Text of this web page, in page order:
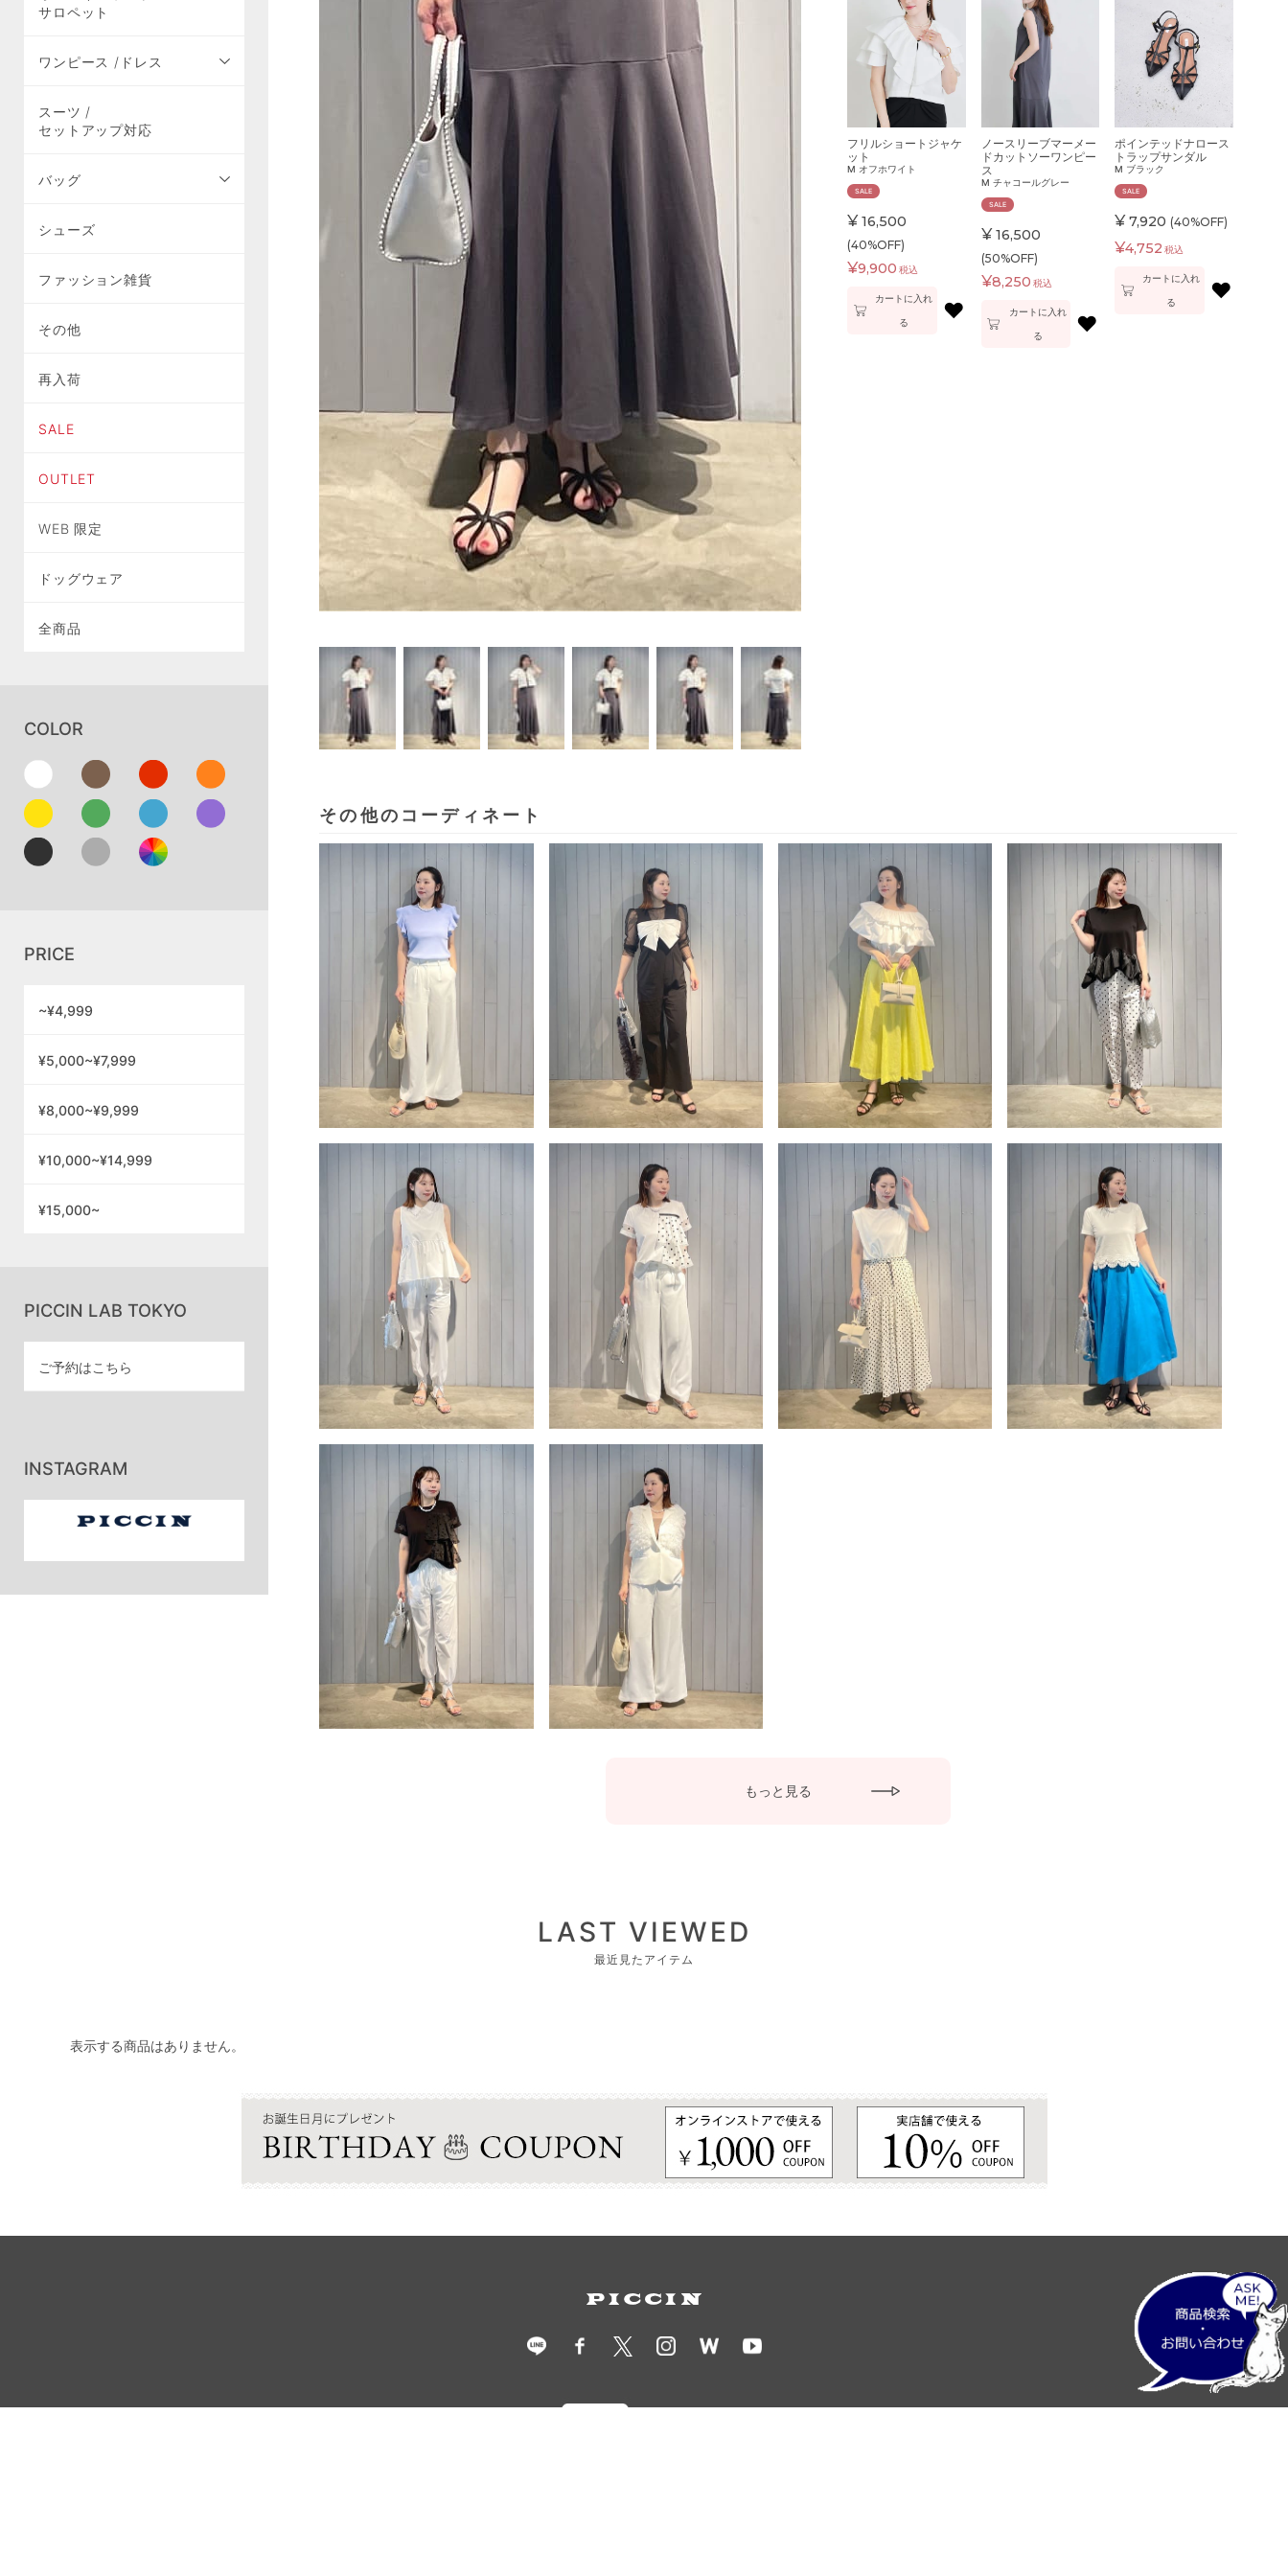
サロペット
ワンピース /ドレス
スーツ /
セットアップ対応
バッグ
シューズ
ファッション雑貨
その他
再入荷
SALE
OUTLET
WEB 限定
ドッグウェア
全商品
COLOR
PRICE
~¥4,999
¥5,000~¥7,999
¥8,000~¥9,999
¥10,000~¥14,999
¥15,000~
PICCIN LAB TOKYO
ご予約はこちら
INSTAGRAM
フリルショートジャケ
ット
M オフホワイト
SALE
¥ 16,500
(40%OFF)
¥9,900 税込
カートに入れ
る ♥
ノースリーブマーメー
ドカットソーワンピー
ス
M チャコールグレー
SALE
¥ 16,500
(50%OFF)
¥8,250 税込
カートに入れ
る ♥
ポインテッドナロース
トラップサンダル
M ブラック
SALE
¥ 7,920 (40%OFF)
¥4,752 税込
カートに入れ
る ♥
その他のコーディネート
もっと見る
LAST VIEWED
最近見たアイテム
表示する商品はありません。